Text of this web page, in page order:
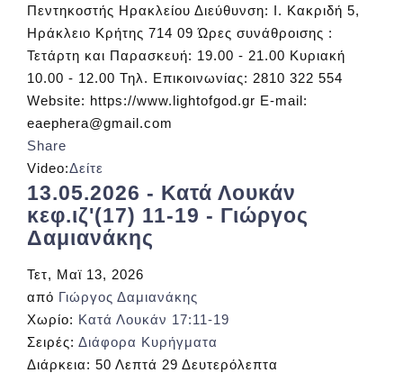
Πεντηκοστής Ηρακλείου Διεύθυνση: Ι. Κακριδή 5,
Ηράκλειο Κρήτης 714 09 Ώρες συνάθροισης :
Τετάρτη και Παρασκευή: 19.00 - 21.00 Κυριακή
10.00 - 12.00 Τηλ. Επικοινωνίας: 2810 322 554
Website: https://www.lightofgod.gr E-mail:
eaephera@gmail.com
Share
Video:Δείτε
13.05.2026 - Κατά Λουκάν
κεφ.ιζ'(17) 11-19 - Γιώργος
Δαμιανάκης
Τετ, Μαϊ 13, 2026
από Γιώργος Δαμιανάκης
Χωρίο: Κατά Λουκάν 17:11-19
Σειρές: Διάφορα Κυρήγματα
Διάρκεια: 50 Λεπτά 29 Δευτερόλεπτα